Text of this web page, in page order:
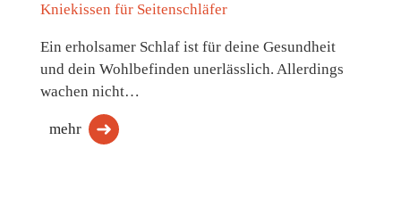
Kniekissen für Seitenschläfer
Ein erholsamer Schlaf ist für deine Gesundheit
und dein Wohlbefinden unerlässlich. Allerdings
wachen nicht…
mehr